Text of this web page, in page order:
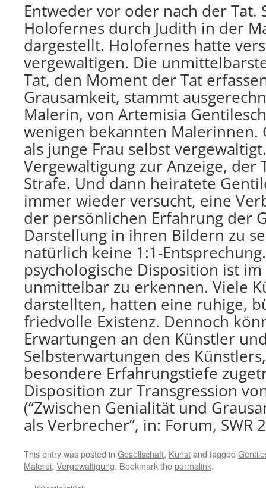
Entweder vor oder nach der Tat.
Holofernes durch Judith in der
dargestellt. Holofernes hatte
vergewaltigen. Die
Tat, den Moment der Tat
Grausamkeit, stammt
Malerin, von Artemisia
wenigen bekannten Malerinnen.
als junge Frau selbst
Vergewaltigung zur Anzeige, der
Strafe. Und dann heiratete
immer wieder versucht, eine
der persönlichen Erfahrung der
Darstellung in ihren Bildern zu
natürlich keine 1:1-
psychologische Disposition ist
unmittelbar zu erkennen. Viele
darstellten, hatten eine ruhige,
friedvolle Existenz. Dennoch
Erwartungen an den Künstler
Selbsterwartungen des
besondere Erfahrungstiefe
Disposition zur Transgression
(“Zwischen Genialität und
als Verbrecher”, in: Forum, SWR
This entry was posted in Gesellschaft, Kunstand tagged
Malerei, Vergewaltigung. Bookmark thepermalink.